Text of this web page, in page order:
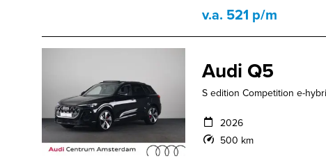
v.a. 521 p/m
Audi Q5
S edition Competition e-
2026
500 km